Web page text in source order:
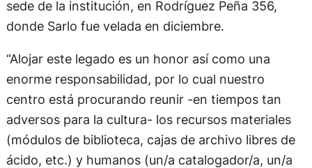
sede de la institución, en Rodríguez Peña 356,
donde Sarlo fue velada en diciembre.
“Alojar este legado es un honor así como una
enorme responsabilidad, por lo cual nuestro
centro está procurando reunir -en tiempos tan
adversos para la cultura- los recursos materiales
(módulos de biblioteca, cajas de archivo libres de
ácido, etc.) y humanos (un/a catalogador/a, un/a